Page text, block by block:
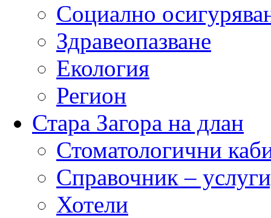
Социално
Здравеопазване
Екология
Регион
Стара Загора на длан
Стоматологични
Справочник –
Хотели